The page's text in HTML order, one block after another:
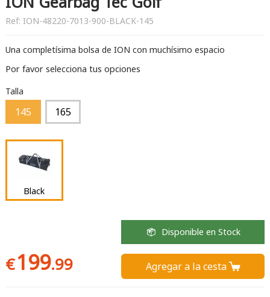
Ref: ION-48220-7013-900-BLACK-145
Una completísima bolsa de ION con muchísimo espacio
Por favor selecciona tus opciones
Talla
145 165
Black
€199.99
Disponible en Stock
Agregar a la cesta 